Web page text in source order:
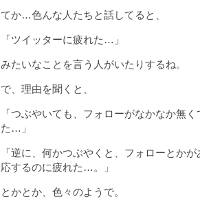
てか…色んな人たちと話してると、
「ツイッターに疲れた…」
みたいなことを言う人がいたりするね。
で、理由を聞くと、
「つぶやいても、フォローがなかなか無
た…」
「逆に、何かつぶやくと、フォローとか
応するのに疲れた…。」
とかとか、色々のようで。